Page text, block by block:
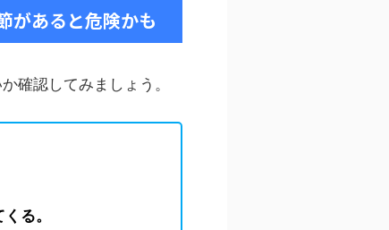
があると危険かも
確認してみましょう。
る。